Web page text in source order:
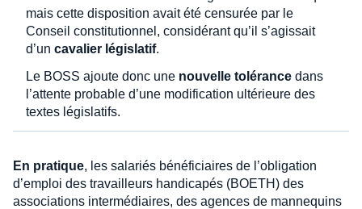
mais cette disposition avait été censurée par le
Conseil constitutionnel, considérant qu’il s’agissait
d’un cavalier législatif.
Le BOSS ajoute donc une nouvelle tolérance dans
l’attente probable d’une modification ultérieure des
textes législatifs.
En pratique, les salariés bénéficiaires de l’obligation
d’emploi des travailleurs handicapés (BOETH) des
associations intermédiaires, des agences de mannequins